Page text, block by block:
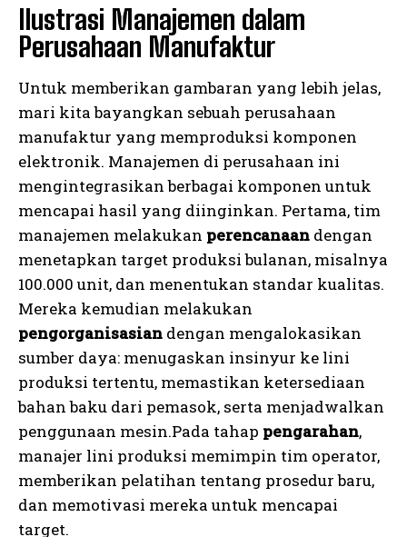
Ilustrasi Manajemen dalam
Perusahaan Manufaktur
Untuk memberikan gambaran yang lebih jelas,
mari kita bayangkan sebuah perusahaan
manufaktur yang memproduksi komponen
elektronik. Manajemen di perusahaan ini
mengintegrasikan berbagai komponen untuk
mencapai hasil yang diinginkan. Pertama, tim
manajemen melakukan perencanaan dengan
menetapkan target produksi bulanan, misalnya
100.000 unit, dan menentukan standar kualitas.
Mereka kemudian melakukan
pengorganisasian dengan mengalokasikan
sumber daya: menugaskan insinyur ke lini
produksi tertentu, memastikan ketersediaan
bahan baku dari pemasok, serta menjadwalkan
penggunaan mesin.Pada tahap pengarahan,
manajer lini produksi memimpin tim operator,
memberikan pelatihan tentang prosedur baru,
dan memotivasi mereka untuk mencapai
target.